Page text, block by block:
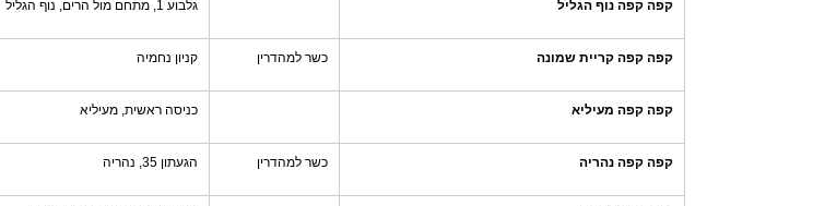
קפה קפה נוף הגליל גלבוע 1, מתחם מול הרים, נוף הגליל
קפה קפה קריית שמונה כשר למהדרין קניון נחמיה
קפה קפה מעיליא כניסה ראשית, מעיליא
קפה קפה נהריה כשר למהדרין הגעתון 35, נהריה